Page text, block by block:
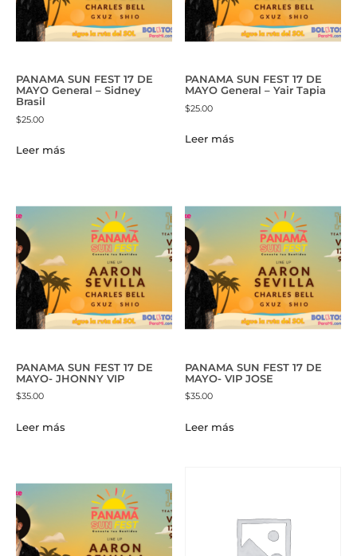
PANAMA SUN FEST 17 DE
MAYO General – Sidney
Brasil
$25.00
Leer más
PANAMA SUN FEST 17 DE
MAYO General – Yair Tapia
$25.00
Leer más
PANAMA SUN FEST 17 DE
MAYO- JHONNY VIP
$35.00
Leer más
PANAMA SUN FEST 17 DE
MAYO- VIP JOSE
$35.00
Leer más